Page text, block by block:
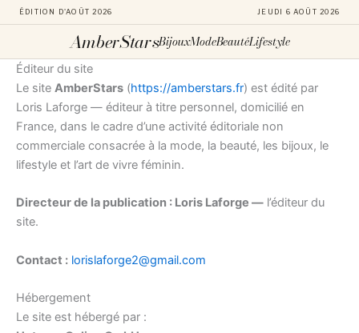
ÉDITION D'AOÛT 2026 JEUDI 6 AOÛT 2026
AmberStarsBijouxModeBeautéLifestyle
Aller
contenu
Éditeur du site
Le site AmberStars (https://amberstars.fr) est édité par
Loris Laforge — éditeur à titre personnel, domicilié en
France, dans le cadre d’une activité éditoriale non
commerciale consacrée à la mode, la beauté, les bijoux, le
lifestyle et l’art de vivre féminin.
Directeur de la publication : Loris Laforge — l’éditeur du
site.
Contact : lorislaforge2@gmail.com
Hébergement
Le site est hébergé par :